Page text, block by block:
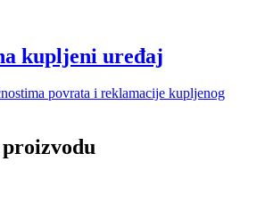
kupljeni uređaj
povrata i reklamacije kupljenog